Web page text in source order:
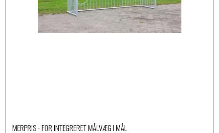
MERPRIS - FOR INTEGRERET MÅLVÆG I MÅL